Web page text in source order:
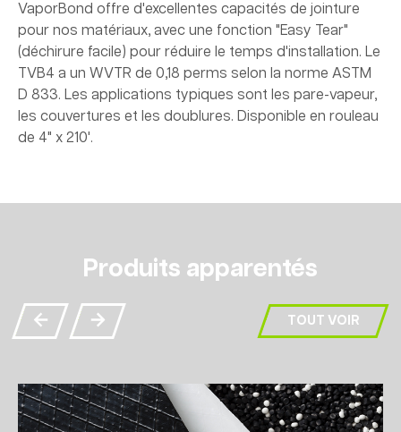
VaporBond offre d'excellentes capacités de jointure
pour nos matériaux, avec une fonction "Easy Tear"
(déchirure facile) pour réduire le temps d'installation. Le
TVB4 a un WVTR de 0,18 perms selon la norme ASTM
D 833. Les applications typiques sont les pare-vapeur,
les couvertures et les doublures. Disponible en rouleau
de 4" x 210'.
Produits apparentés
TOUT VOIR